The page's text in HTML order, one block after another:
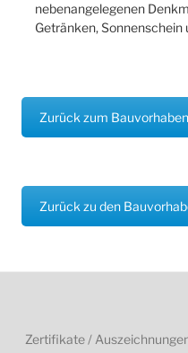
nebenangelegenen
Getränken,
Zurück zum
Zurück zu den
Zertifikate /